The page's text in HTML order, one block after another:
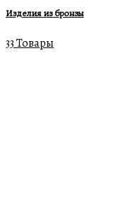
Изделия из бронзы
33 Товары